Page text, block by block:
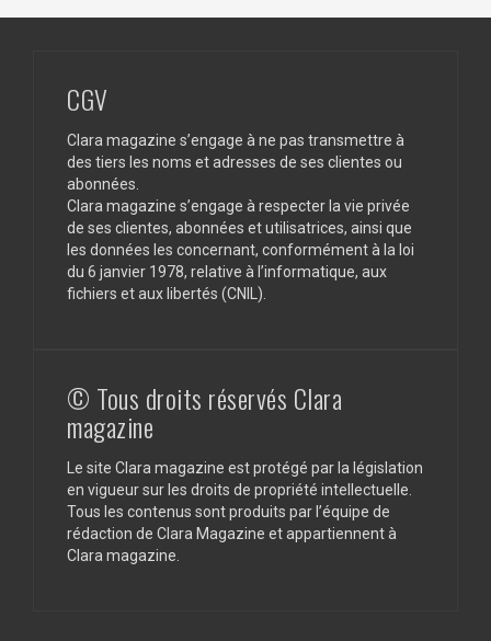
CGV
Clara magazine s’engage à ne pas transmettre à
des tiers les noms et adresses de ses clientes ou
abonnées.
Clara magazine s’engage à respecter la vie privée
de ses clientes, abonnées et utilisatrices, ainsi que
les données les concernant, conformément à la loi
du 6 janvier 1978, relative à l’informatique, aux
fichiers et aux libertés (CNIL).
© Tous droits réservés Clara
magazine
Le site Clara magazine est protégé par la législation
en vigueur sur les droits de propriété intellectuelle.
Tous les contenus sont produits par l’équipe de
rédaction de Clara Magazine et appartiennent à
Clara magazine.